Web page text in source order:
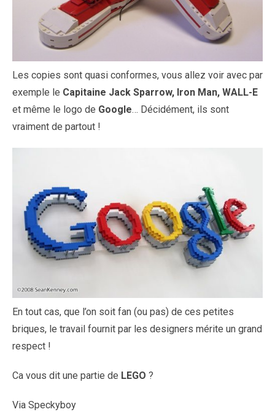
Les copies sont quasi conformes, vous allez voir avec par
exemple le Capitaine Jack Sparrow, Iron Man, WALL-E
et même le logo de Google… Décidément, ils sont
vraiment de partout !
En tout cas, que l’on soit fan (ou pas) de ces petites
briques, le travail fournit par les designers mérite un grand
respect !
Ca vous dit une partie de LEGO ?
Via Speckyboy